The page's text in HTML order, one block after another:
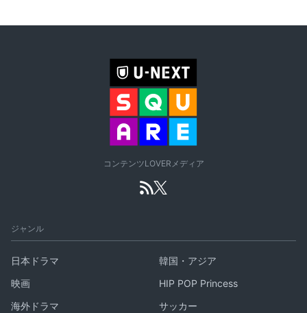
コンテンツLOVERメディア
ジャンル
日本ドラマ
韓国・アジア
映画
HIP POP Princess
海外ドラマ
サッカー